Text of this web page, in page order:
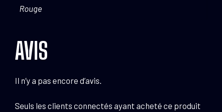
Rouge
AVIS
Il n’y a pas encore d’avis.
Seuls les clients connectés ayant acheté ce produit